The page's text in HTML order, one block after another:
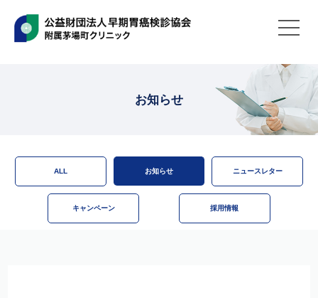
お知らせ
ALL お知らせ ニュースレター
キャンペーン 採用情報